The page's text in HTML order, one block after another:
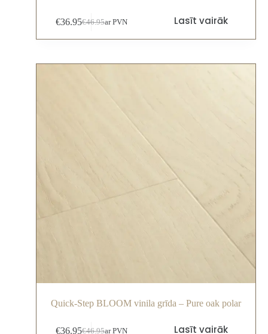
€46.95
€36.95 ar PVN Lasīt vairāk
Quick-Step BLOOM vinila grīda – Pure oak polar
€46.95
€36.95 ar PVN Lasīt vairāk